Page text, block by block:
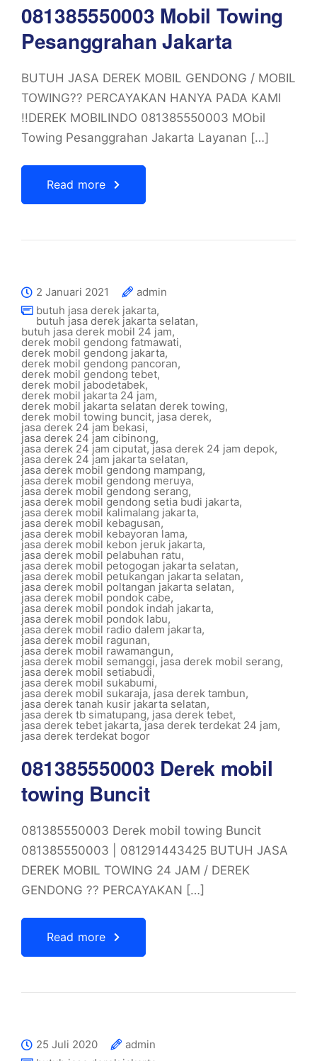
081385550003 Mobil Towing
Pesanggrahan Jakarta
BUTUH JASA DEREK MOBIL GENDONG / MOBIL
TOWING?? PERCAYAKAN HANYA PADA KAMI
!!DEREK MOBILINDO 081385550003 MObil
Towing Pesanggrahan Jakarta Layanan […]
Read more
2 Januari 2021
admin
butuh jasa derek jakarta,
butuh jasa derek jakarta selatan,
butuh jasa derek mobil 24 jam,
derek mobil gendong fatmawati,
derek mobil gendong jakarta,
derek mobil gendong pancoran,
derek mobil gendong tebet,
derek mobil jabodetabek,
derek mobil jakarta 24 jam,
derek mobil jakarta selatan derek towing,
derek mobil towing buncit, jasa derek,
jasa derek 24 jam bekasi,
jasa derek 24 jam cibinong,
jasa derek 24 jam ciputat,jasa derek 24 jam depok,
jasa derek 24 jam jakarta selatan,
jasa derek mobil gendong mampang,
jasa derek mobil gendong meruya,
jasa derek mobil gendong serang,
jasa derek mobil gendong setia budi jakarta,
jasa derek mobil kalimalang jakarta,
jasa derek mobil kebagusan,
jasa derek mobil kebayoran lama,
jasa derek mobil kebon jeruk jakarta,
jasa derek mobil pelabuhan ratu,
jasa derek mobil petogogan jakarta selatan,
jasa derek mobil petukangan jakarta selatan,
jasa derek mobil poltangan jakarta selatan,
jasa derek mobil pondok cabe,
jasa derek mobil pondok indah jakarta,
jasa derek mobil pondok labu,
jasa derek mobil radio dalem jakarta,
jasa derek mobil ragunan,
jasa derek mobil rawamangun,
jasa derek mobil semanggi, jasa derek mobil serang,
jasa derek mobil setiabudi,
jasa derek mobil sukabumi,
jasa derek mobil sukaraja, jasa derek tambun,
jasa derek tanah kusir jakarta selatan,
jasa derek tb simatupang, jasa derek tebet,
jasa derek tebet jakarta,jasa derek terdekat 24 jam,
jasa derek terdekat bogor
081385550003 Derek mobil
towing Buncit
081385550003 Derek mobil towing Buncit
081385550003 | 081291443425 BUTUH JASA
DEREK MOBIL TOWING 24 JAM / DEREK
GENDONG ?? PERCAYAKAN […]
Read more
25 Juli 2020
admin